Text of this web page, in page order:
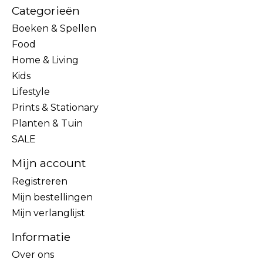
Categorieën
Boeken & Spellen
Food
Home & Living
Kids
Lifestyle
Prints & Stationary
Planten & Tuin
SALE
Mijn account
Registreren
Mijn bestellingen
Mijn verlanglijst
Informatie
Over ons